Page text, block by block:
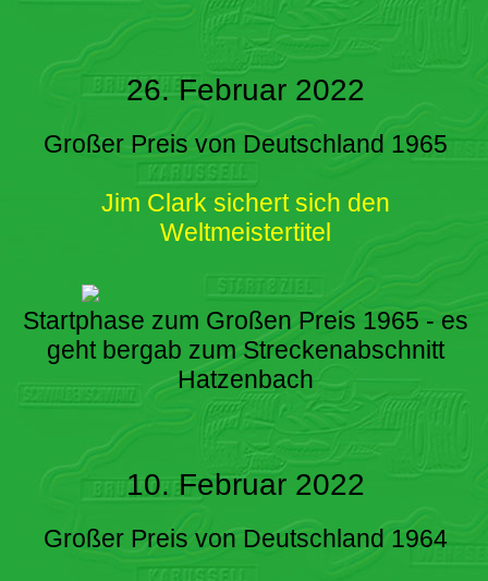
26. Februar 2022
Großer Preis von Deutschland 1965
Jim Clark sichert sich den
Weltmeistertitel
Startphase zum Großen Preis 1965 - es
geht bergab zum Streckenabschnitt
Hatzenbach
10. Februar 2022
Großer Preis von Deutschland 1964